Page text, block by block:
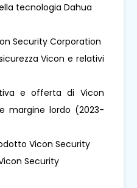
tecnologia Dahua
Security Corporation
Vicon e relativi
e offerta di Vicon
margine lordo (2023-
Vicon Security
Security